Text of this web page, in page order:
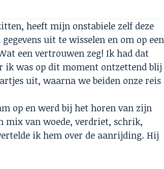
heeft mijn onstabiele zelf deze
uit te wisselen en om op een
een vertrouwen zeg! Ik had dat
ik was op dit moment ontzettend blij
uit, waarna we beiden onze reis
op en werd bij het horen van zijn
mix van woede, verdriet, schrik,
ik hem over de aanrijding. Hij